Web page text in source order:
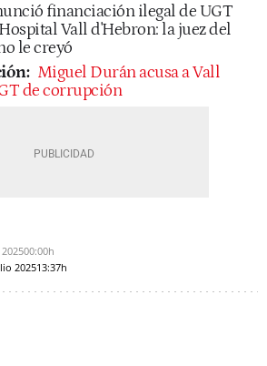
financiación ilegal de UGT
Vall d'Hebron: la juez del
le creyó
Miguel Durán acusa a Vall
de corrupción
00:00h
202513:37h